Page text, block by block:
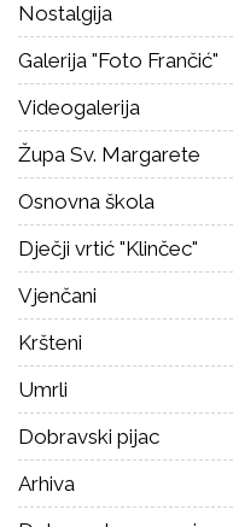
Nostalgija
Galerija "Foto Frančić"
Videogalerija
Župa Sv. Margarete
Osnovna škola
Dječji vrtić "Klinčec"
Vjenčani
Kršteni
Umrli
Dobravski pijac
Arhiva